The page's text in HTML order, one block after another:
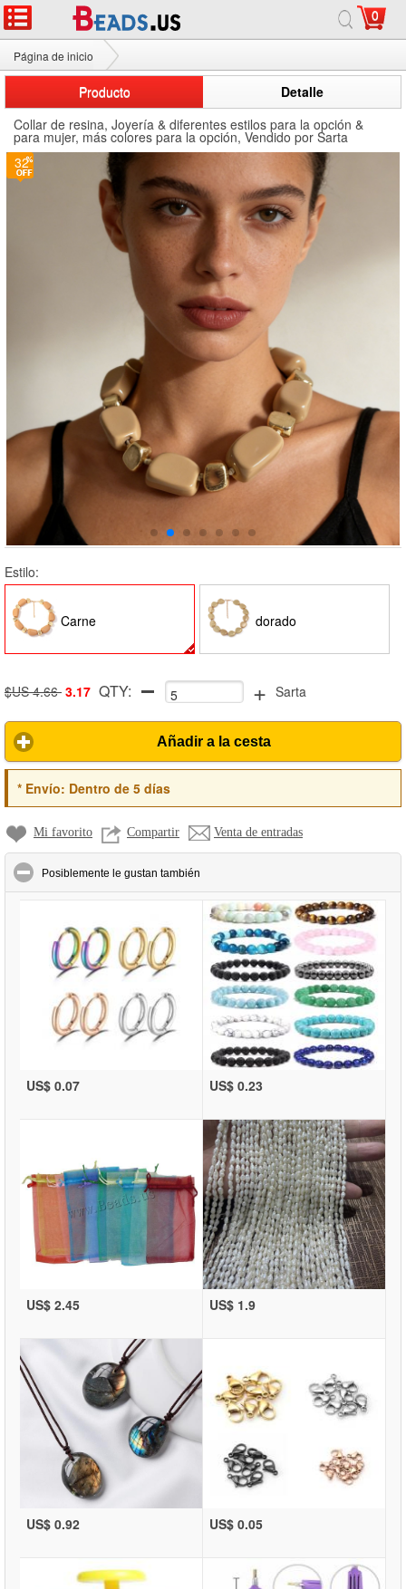
0
Página de inicio
Collar de resinaProducto
Detalle
Collar de resina, Joyería & diferentes estilos para la opción &
para mujer, más colores para la opción, Vendido por Sarta
Estilo:
Carne dorado
$US 4.66 3.17 QTY: + Sarta
Añadir a la cesta
*Envío: Dentro de 5 días
Mi favorito Compartir Venta de entradas
Posiblemente le gustan también
US$ 0.07 US$ 0.23
US$ 2.45 US$ 1.9
US$ 0.92 US$ 0.05